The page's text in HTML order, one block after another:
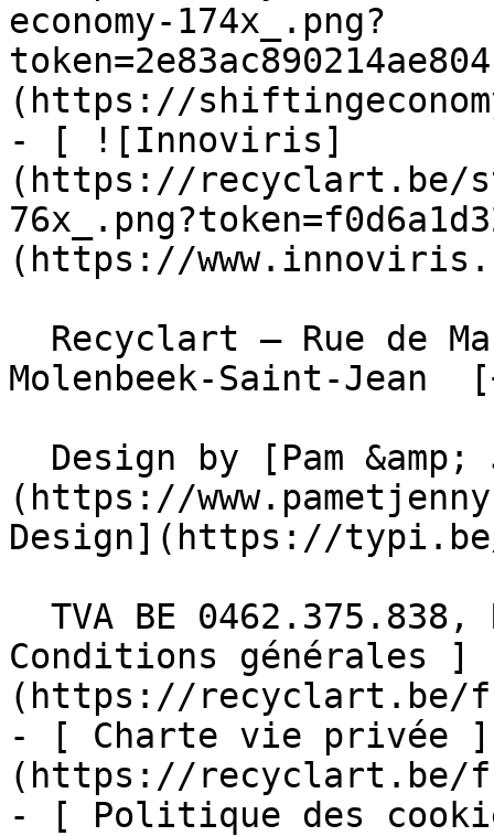
economy-174x_.png?
(https://
- [ ![Innoviris]
(https://recyclart.be/
(https://
Molenbeek-Saint-
(https://
Design](https://
Conditions générales ]
(https://recyclart.be/
- [ Charte vie privée ]
(https://recyclart.be/
- [ Politique des